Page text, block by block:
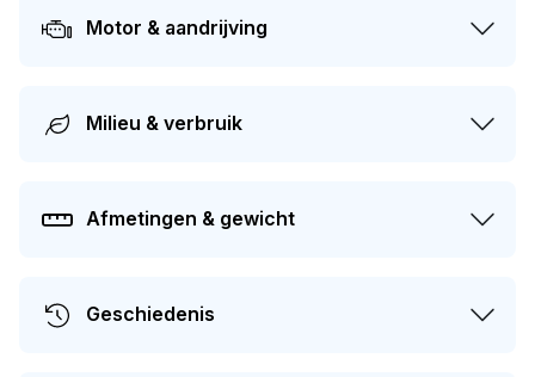
dezelfde eigenaar. Dit voertuig moet over 53 dagen
opnieuw APK-gekeurd worden. Dit voertuig heeft 2
Motor & aandrijving
Milieu & verbruik
Afmetingen & gewicht
Geschiedenis